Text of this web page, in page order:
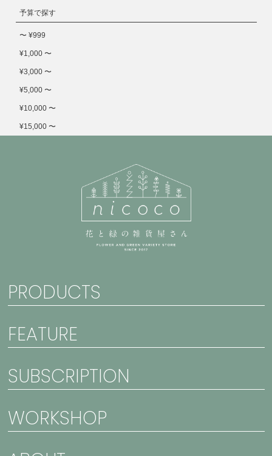
予算で探す
〜 ¥999
¥1,000 〜
¥3,000 〜
¥5,000 〜
¥10,000 〜
¥15,000 〜
PRODUCTS
FEATURE
SUBSCRIPTION
WORKSHOP